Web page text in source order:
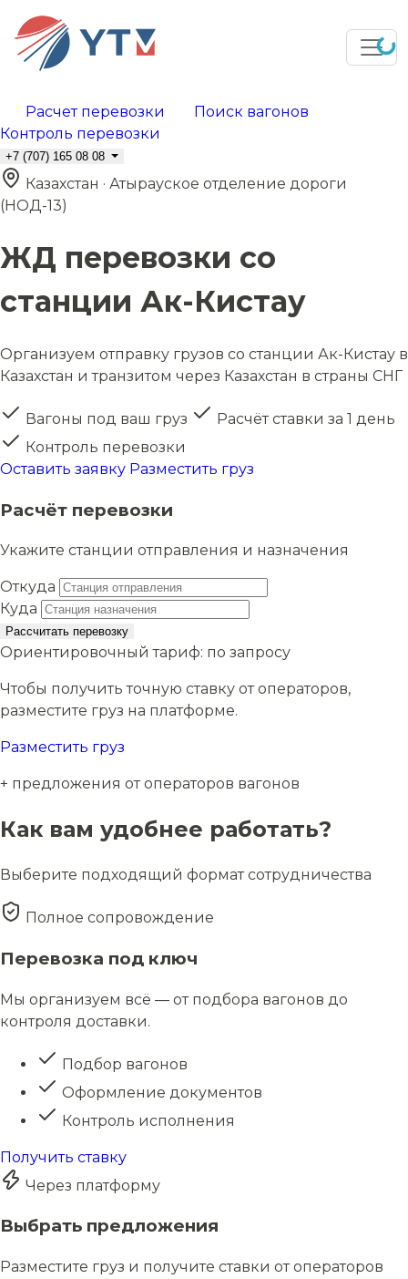
Расчет перевозки
Поиск вагонов
Контроль перевозки
+7 (707) 165 08 08
Казахстан · Атырауское отделение дороги
(НОД-13)
ЖД перевозки со
станции Ак-Кистау
Организуем отправку грузов со станции Ак-Кистау в
Казахстан и транзитом через Казахстан в страны СНГ
Вагоны под ваш груз
Расчёт ставки за 1 день
Контроль перевозки
Оставить заявку Разместить груз
Расчёт перевозки
Укажите станции отправления и назначения
Откуда
Куда
Рассчитать перевозку
Ориентировочный тариф: по запросу
Чтобы получить точную ставку от операторов,
разместите груз на платформе.
Разместить груз
+ предложения от операторов вагонов
Как вам удобнее работать?
Выберите подходящий формат сотрудничества
Полное сопровождение
Перевозка под ключ
Мы организуем всё — от подбора вагонов до
контроля доставки.
Подбор вагонов
Оформление документов
Контроль исполнения
Получить ставку
Через платформу
Выбрать предложения
Разместите груз и получите ставки от операторов